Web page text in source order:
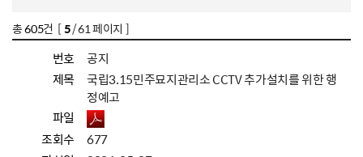
총605건 [5/ 61 페이지 ]
번호
공지
제목
국립3.15민주묘지관리소 CCTV 추가설치를 위한 행
정예고
파일
조회수
677